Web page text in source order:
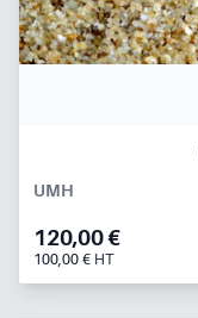
UMH
120,00 €
100,00 € HT